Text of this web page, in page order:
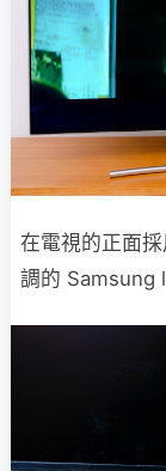
在電視的正面
調的 Samsung